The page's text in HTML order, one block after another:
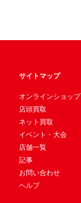
サイトマップ
オンラインショップ
店頭買取
ネット買取
イベント・大会
店舗一覧
記事
お問い合わせ
ヘルプ